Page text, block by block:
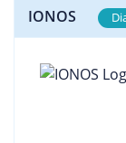
IONOS